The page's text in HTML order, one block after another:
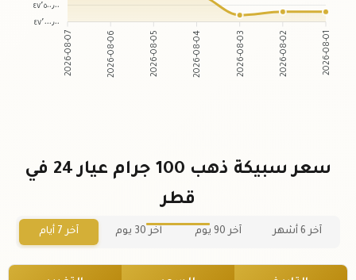
٤٧٬٥٠٠٫٠٠
٤٧٬٠٠٠٫٠٠
2026-08-07 2026-08-06 2026-08-05 2026-08-04 2026-08-03 2026-08-02 2026-08-01
سعر سبيكة ذهب 100 جرام عيار 24 في
قطر
آخر 6 أشهر آخر 90 يوم آخر 30 يوم آخر 7 أيام